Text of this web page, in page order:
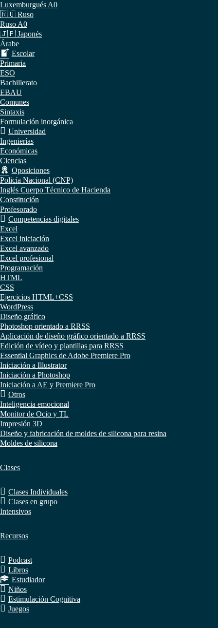
Luxemburgués A0
🇷🇺 Ruso
Ruso A0
🇯🇵 Japonés
Árabe
Escolar
Primaria
ESO
Bachillerato
EBAU
Comunes
Sintaxis
Formulación inorgánica
Universidad
Ingenierías
Económicas
Ciencias
Oposiciones
Policía Nacional (CNP)
Inglés Cuerpo Técnico de Hacienda
Constitución
Profesorado
Competencias digitales
Excel
Excel iniciación
Excel avanzado
Excel profesional
Programación
HTML
CSS
Ejercicios HTML+CSS
WordPress
Diseño gráfico
Photoshop orientado a RRSS
Aplicación de diseño gráfico orientado a RRSS
Edición de vídeo y plantillas para RRSS
Essential Graphics de Adobe Premiere Pro
Iniciación a Illustrator
Iniciación a Photoshop
Iniciación a AE y Premiere Pro
Otros
Inteligencia emocional
Monitor de Ocio y TL
Impresión 3D
Diseño y fabricación de moldes de silicona para resina
Moldes de silicona
Clases
Clases Individuales
Clases en grupo
Intensivos
Recursos
Podcast
Libros
Estudiador
Niños
Estimulación Cognitiva
Juegos